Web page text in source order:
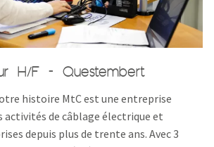
H/F – Questembert
histoire MtC est une entreprise
activités de câblage électrique et
depuis plus de trente ans. Avec 3